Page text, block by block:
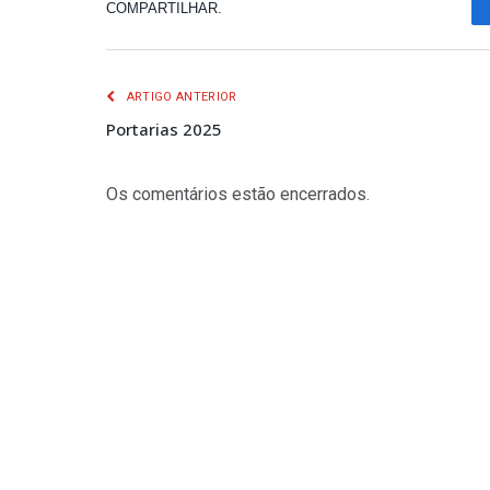
COMPARTILHAR.
ARTIGO ANTERIOR
Portarias 2025
Os comentários estão encerrados.